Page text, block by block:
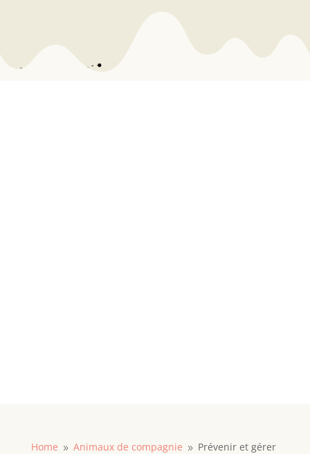
Home 9 Animaux de compagnie 9 Prévenir et gérer